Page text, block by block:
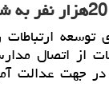
ارتباطات
از اتصال
در جهت عدالت